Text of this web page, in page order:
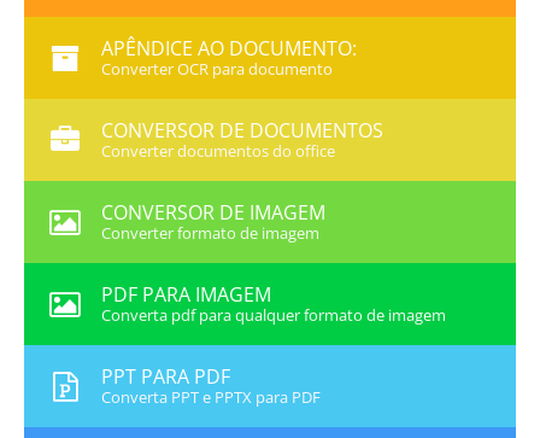
APÊNDICE AO DOCUMENTO:
Converter OCR para documento
CONVERSOR DE DOCUMENTOS
Converter documentos do office
CONVERSOR DE IMAGEM
Converter formato de imagem
PDF PARA IMAGEM
Converta pdf para qualquer formato de imagem
PPT PARA PDF
Converta PPT e PPTX para PDF